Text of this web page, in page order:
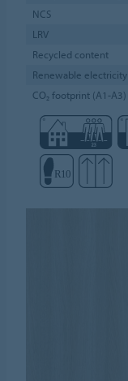
NCS
LRV
Recycled content
Renewable electricity
CO₂ footprint (A1-A3)